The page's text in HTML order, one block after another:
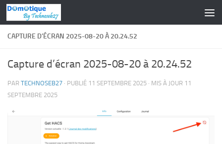
Skip to content
CAPTURE D’ÉCRAN 2025-08-20 À 20.24.52
Capture d’écran 2025-08-20 à 20.24.52
PAR TECHNOSEB27 · PUBLIÉ 11 SEPTEMBRE 2025 · MIS À JOUR 11
SEPTEMBRE 2025